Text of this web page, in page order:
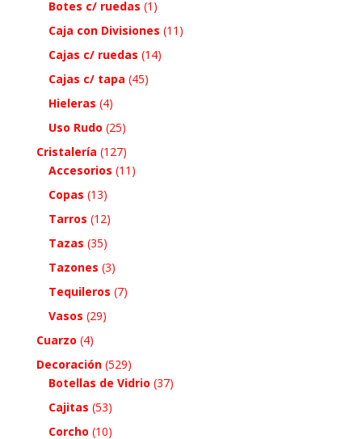
Botes c/ ruedas (1)
Caja con Divisiones (11)
Cajas c/ ruedas (14)
Cajas c/ tapa (45)
Hieleras (4)
Uso Rudo (25)
Cristalería (127)
Accesorios (11)
Copas (13)
Tarros (12)
Tazas (35)
Tazones (3)
Tequileros (7)
Vasos (29)
Cuarzo (4)
Decoración (529)
Botellas de Vidrio (37)
Cajitas (53)
Corcho (10)